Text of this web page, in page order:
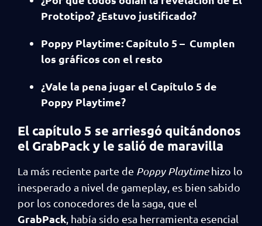
Prototipo? ¿Estuvo justificado?
Poppy Playtime: Capítulo 5 – Cumplen
los gráficos con el resto
¿Vale la pena jugar el Capítulo 5 de
Poppy Playtime?
El capítulo 5 se arriesgó quitándonos
el GrabPack y le salió de maravilla
La más reciente parte de Poppy Playtimehizo lo
inesperado a nivel de gameplay, es bien sabido
por los conocedores de la saga, que el
GrabPack , había sido esa herramienta esencial